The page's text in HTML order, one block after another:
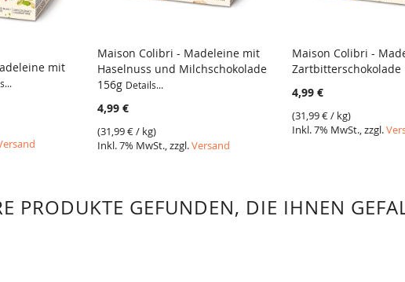
mit
VERGLEICH
Maison Colibri - Madeleine mit
Haselnuss und Milchschokolade
156g Details...
4,99 €
(31,99 €/ kg)
Inkl. 7% MwSt., zzgl.Versand
VERGLEICH
Maison Colibri -
Zartbitterschokolade
4,99 €
(31,99 €/ kg)
Inkl. 7% MwSt., zzgl.
PRODUKTE GEFUNDEN, DIE IHNEN